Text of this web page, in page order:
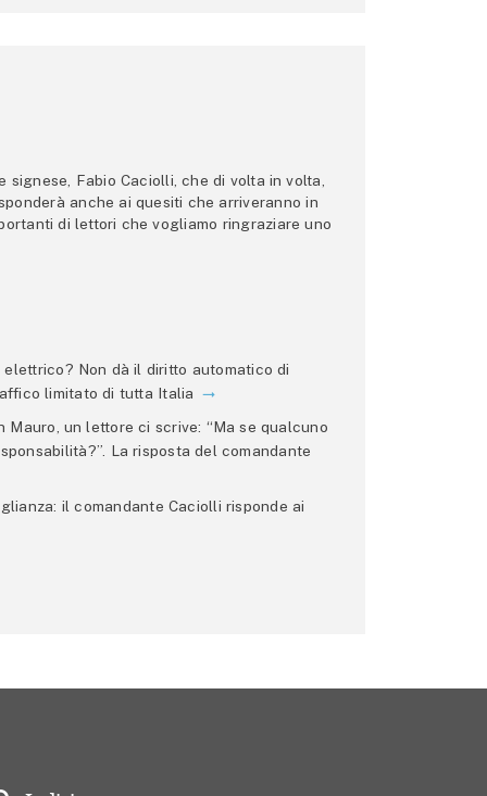
Fabio Caciolli, che di volta in volta,
anche ai quesiti che arriveranno in
di lettori che vogliamo ringraziare uno
Non dà il diritto automatico di
limitato di tutta Italia
Mauro, un lettore ci scrive: “Ma se qualcuno
La risposta del comandante
il comandante Caciolli risponde ai